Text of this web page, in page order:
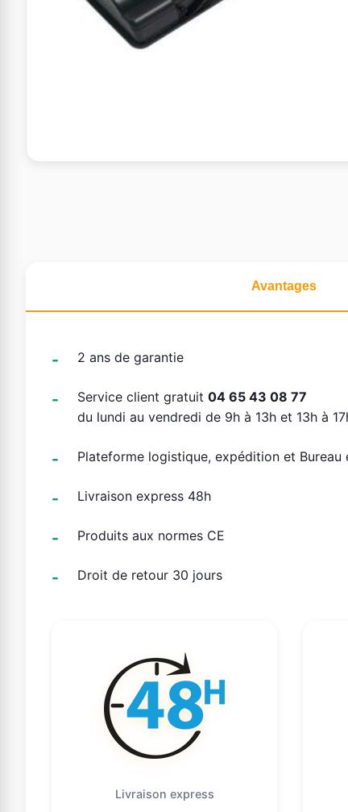
Avantages
2 ans de garantie
Service client gratuit 04 65 43 08 77
du lundi au vendredi de 9h à 13h et 13h à
Plateforme logistique, expédition et Bureau
Livraison express 48h
Produits aux normes CE
Droit de retour 30 jours
Livraison express